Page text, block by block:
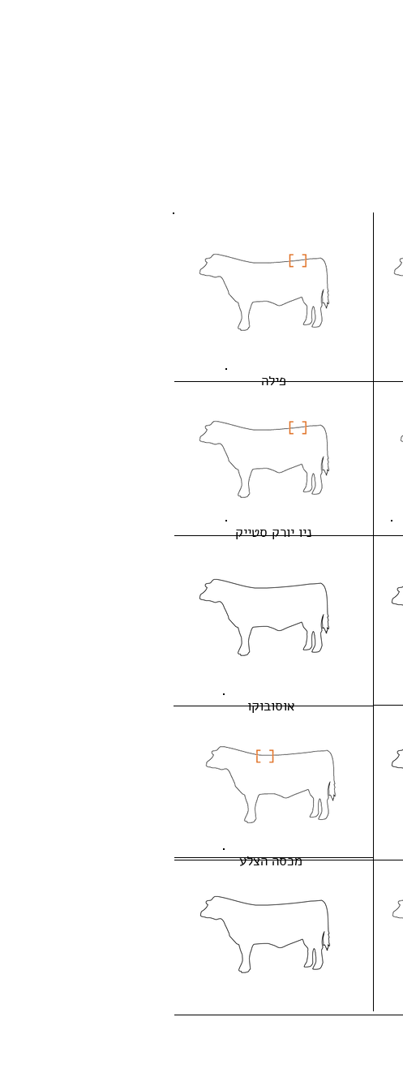
פילה
ניו יורק סטייק
אוסובוקו
מכסה הצלע